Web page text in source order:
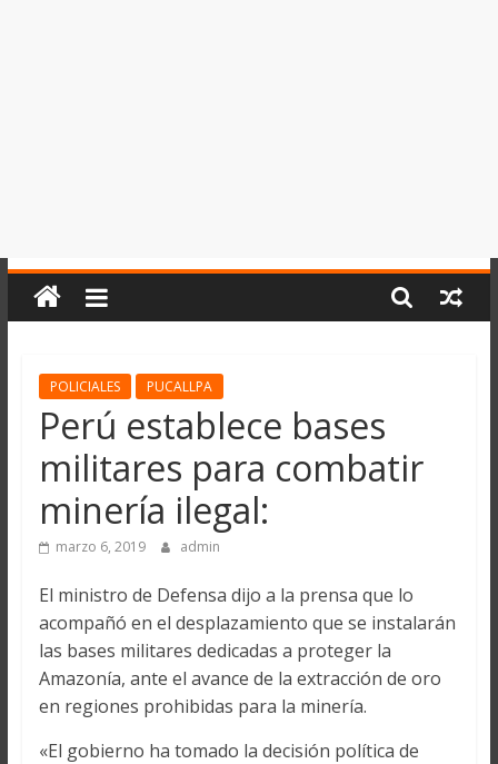
POLICIALES PUCALLPA
Perú establece bases
militares para combatir
minería ilegal:
marzo 6, 2019 admin
El ministro de Defensa dijo a la prensa que lo
acompañó en el desplazamiento que se instalarán
las bases militares dedicadas a proteger la
Amazonía, ante el avance de la extracción de oro
en regiones prohibidas para la minería.
«El gobierno ha tomado la decisión política de